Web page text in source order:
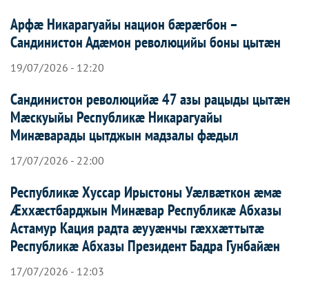
Арфæ Никарагуайы национ бæрæгбон –
Сандинистон Адæмон революцийы боны цытæн
19/07/2026 - 12:20
Сандинистон революцийæ 47 азы рацыды цытæн
Мæскуыйы Республикæ Никарагуайы
Минæварады цытджын мадзалы фæдыл
17/07/2026 - 22:00
Республикæ Хуссар Ирыстоны Уæлвæткон æмæ
Æххæстбарджын Минæвар Республикæ Абхазы
Астамур Кация радта æууæнчы гæххæттытæ
Республикæ Абхазы Президент Бадра Гунбайæн
17/07/2026 - 12:03